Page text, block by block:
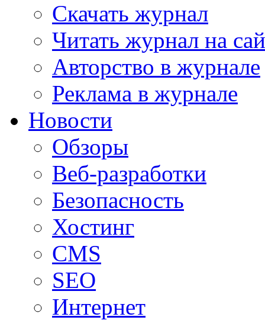
Скачать журнал
Читать журнал на
Авторство в журнале
Реклама в журнале
Новости
Обзоры
Веб-разработки
Безопасность
Хостинг
CMS
SEO
Интернет